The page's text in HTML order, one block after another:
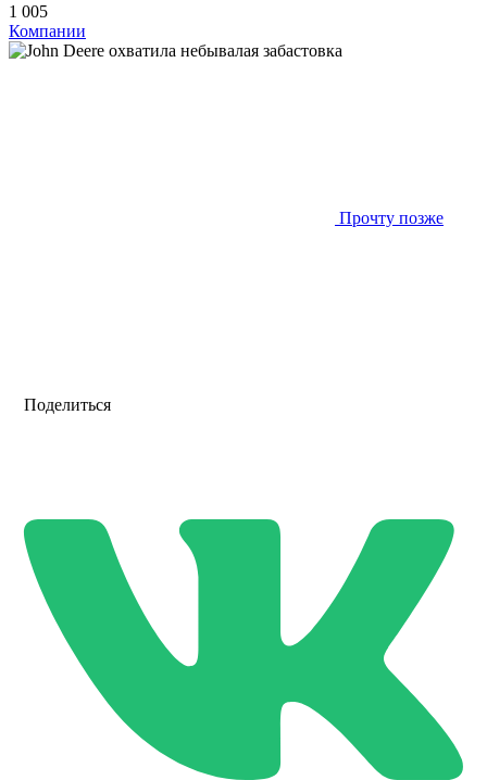
1 005
Компании
Прочту позже
Поделиться